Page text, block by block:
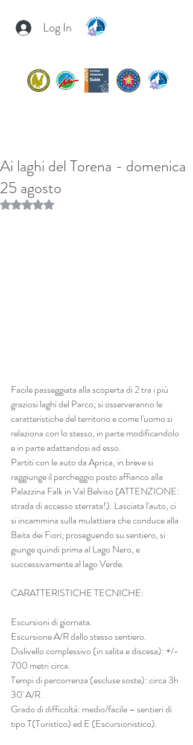
Log In
Ai laghi del Torena - domenica
25 agosto
Rated NaN out of 5 stars.
Facile passeggiata alla scoperta di 2 tra i più
graziosi laghi del Parco; si osserveranno le
caratteristiche del territorio e come l'uomo si
relaziona con lo stesso, in parte modificandolo
e in parte adattandosi ad esso.
Partiti con le auto da Aprica, in breve si
raggiunge il parcheggio posto affianco alla
Palazzina Falk in Val Belviso (ATTENZIONE:
strada di accesso sterrata!). Lasciata l'auto, ci
si incammina sulla mulattiera che conduce alla
Baita dei Fiori; proseguendo su sentiero, si
giunge quindi prima al Lago Nero, e
successivamente al lago Verde.
CARATTERISTICHE TECNICHE:
Escursioni di giornata.
Escursione A/R dallo stesso sentiero.
Dislivello complessivo (in salita e discesa): +/-
700 metri circa.
Tempi di percorrenza (escluse soste): circa 3h
30' A/R.
Grado di difficoltà: medio/facile – sentieri di
tipo T(Turistico) ed E (Escursionistico).